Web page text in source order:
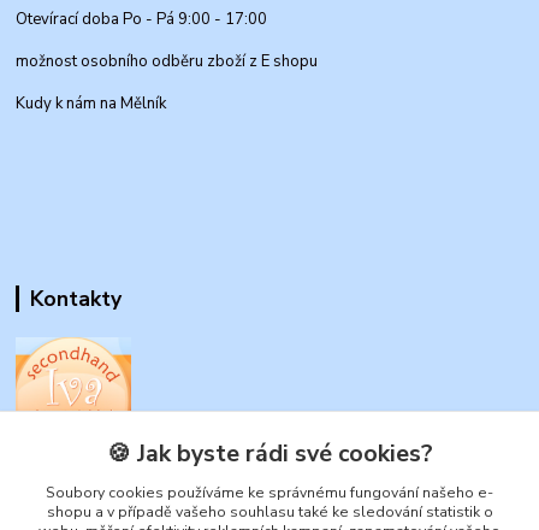
Otevírací doba Po - Pá 9:00 - 17:00
možnost osobního odběru zboží z E shopu
Kudy k nám na Mělník
Kontakty
www.secondhand-iva.cz
Ivana Husáková
🍪 Jak byste rádi své cookies?
Soubory cookies používáme ke správnému fungování našeho e-
shopu a v případě vašeho souhlasu také ke sledování statistik o